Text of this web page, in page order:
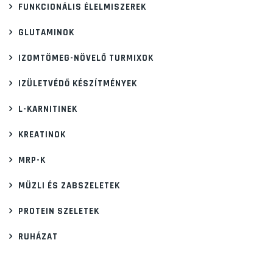
FUNKCIONÁLIS ÉLELMISZEREK
GLUTAMINOK
IZOMTÖMEG-NÖVELŐ TURMIXOK
IZÜLETVÉDŐ KÉSZÍTMÉNYEK
L-KARNITINEK
KREATINOK
MRP-K
MÜZLI ÉS ZABSZELETEK
PROTEIN SZELETEK
RUHÁZAT